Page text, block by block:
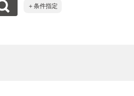
＋条件指定